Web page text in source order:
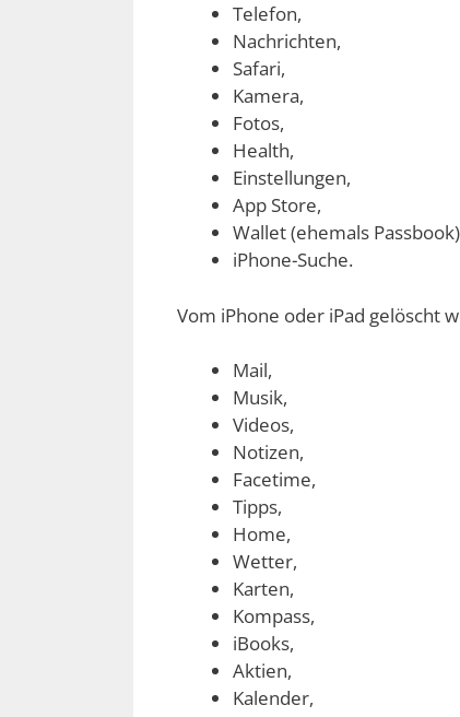
Telefon,
Nachrichten,
Safari,
Kamera,
Fotos,
Health,
Einstellungen,
App Store,
Wallet (ehemals
iPhone-Suche.
Vom iPhone oder iPad gelöscht
Mail,
Musik,
Videos,
Notizen,
Facetime,
Tipps,
Home,
Wetter,
Karten,
Kompass,
iBooks,
Aktien,
Kalender,